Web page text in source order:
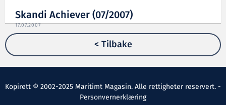
Skandi Achiever (07/2007)
17.07.2007
< Tilbake
Kopirett © 2002-2025 Maritimt Magasin. Alle rettigheter reservert. -
Personvernerklæring